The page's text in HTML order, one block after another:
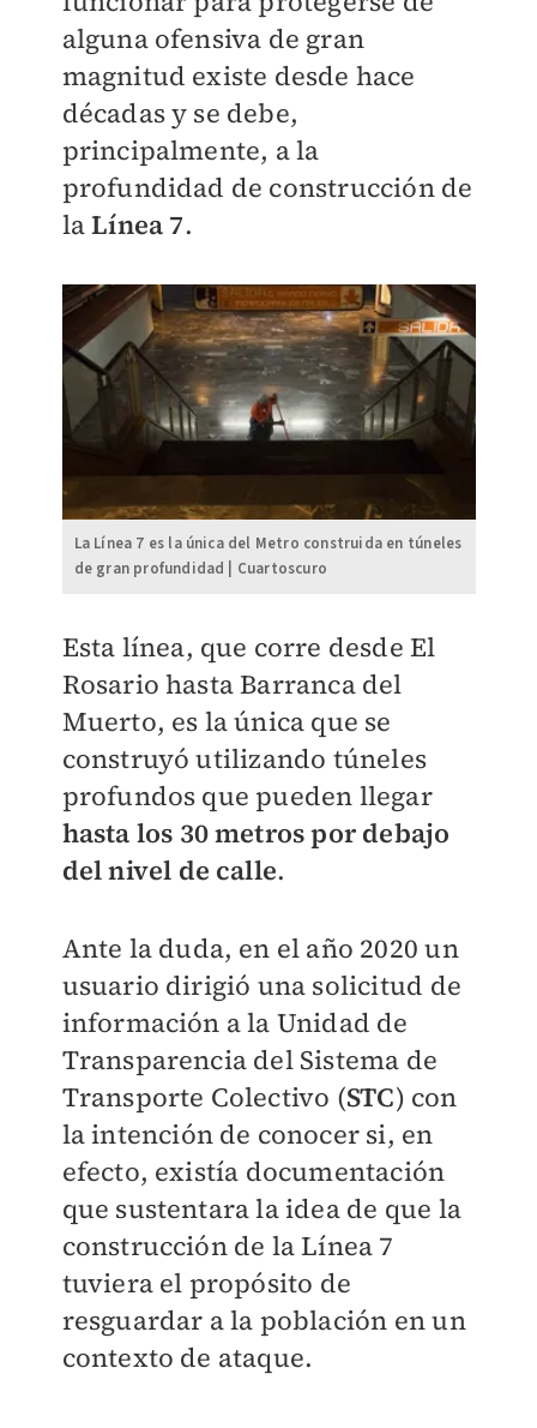
alguna ofensiva de gran
magnitud existe desde hace
décadas y se debe,
principalmente, a la
profundidad de construcción de
laLínea 7.
La Línea 7 es la única del Metro construida en túneles
de gran profundidad | Cuartoscuro
Esta línea, que corre desde El
Rosario hasta Barranca del
Muerto, es la única que se
construyó utilizando túneles
profundos que pueden llegar
hasta los 30 metros por debajo
del nivel de calle.
Ante la duda, en el año 2020 un
usuario dirigió una solicitud de
información a la Unidad de
Transparencia del Sistema de
Transporte Colectivo (STC) con
la intención de conocer si, en
efecto, existía documentación
que sustentara la idea de que la
construcción de la Línea 7
tuviera el propósito de
resguardar a la población en un
contexto de ataque.